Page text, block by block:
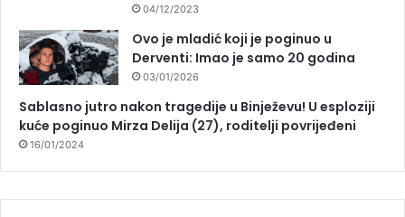
04/12/2023
Ovo je mladić koji je poginuo u
Derventi: Imao je samo 20 godina
03/01/2026
Sablasno jutro nakon tragedije u Binježevu! U esploziji
kuće poginuo Mirza Delija (27), roditelji povrijeđeni
16/01/2024